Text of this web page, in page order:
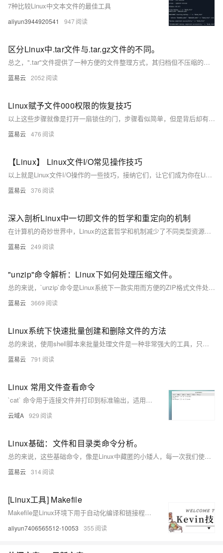
7种比较Linux中文本文件的最佳工具
aliyun3944920541 947
区分Linux中.tar文件与.tar.gz文件的不同。
总之，".tar"文件提供了一种方便的文件整理方式，其归档但不压缩的特点适用于快速打包和解压，而".tar.gz"文件通过额外的压缩步骤，尽管处理时间更长，但可以减小文件尺寸，更适合于需要节约存储空间或进行文件传输的场景。用户在选择时应根据具体需求，考虑两种格式各自的优劣。
蓝易云 2052
Linux赋予文件000权限的恢复技巧
以上这些步骤就像是打开一扇锁住的门，步骤看似简单，但是背后却有着严格的逻辑和规则。切记，在任何时候，变更文件权限都要考虑安全性，不要无谓地放宽权限，那样可能
蓝易云 476
【Linux】 Linux文件I/O常见操作技巧
以上就是Linux文件I/O操作的一些技巧，接纳它们，让它们成为你在Linux世界中的得力伙伴，工作会变得轻松许多。不过记住，技巧的运用也需要根据实际情况灵活掌握，毕竟，最适合的才是最好的。
蓝易云 376
深入剖析Linux中一切即文件的哲学和重定向的机制
在计算机的奇妙世界中，Linux的这套哲学和机制减少了不同类型资源的处理方式，简化了抽象的概念，并蕴藏着强大的灵活性。就像变戏法一样，轻轻松松地在文件、程序与设备之间转换数据流，标准输入、输出、错误流就在指尖舞动，程序的交互和数据处理因此变得既高效又富有乐趣。
蓝易云 249
"unzip"命令解析：Linux下如何处理压缩文件。
总的来说，`unzip`命令是Linux系统下一款实用而方便的ZIP格式文件处理工具。本文通过简明扼要的方式，详细介绍了在各类Linux发行版上安装 `unzip`的方法，以及如何使用 `unzip`命令进行解压、查看和测试ZIP文件。希望本文章能为用户带来实际帮助，提高日常操作的效率。
蓝易云 3669
Linux系统下快速批量创建和删除文件的方法
总的来说，使用shell脚本来批量处理文件是一种非常强大的工具，只要你愿意花时间学习和实践，你会发现它能大大提高你的工作效率。
蓝易云 791
Linux 常用文件查看命令
`cat` 命令用于连接文件并打印到标准输出，适用于快速查看和合并文本文件内容。常用示例包括：`cat file1.txt` 查看单个文件，`cat file1.txt file2.txt` 合并多个文件，`cat &gt; filename` 创建新文件，`cat &gt;&gt; filename` 追加内容。`more` 和 `less` 命令用于分页查看文件，`tail` 命令则用于查看文件末尾内容，支持实时追踪日志更新，如 `tail -f file.log`。
云域A 929
Linux基础：文件和目录类命令分析。
总的来说，这些基础命令，像是Linux中藏匿的小矮人，每一次我们使用他们，他们就把我们的指令准确的传递给Linux，让我们的指令变为现实。所以，现在就开始你的Linux之旅，挥动你的命令之剑，探索这个充满神秘而又奇妙的世界吧！
蓝易云 314
[Linux工具] Makefile
Makefile是Linux环境下用于自动化编译和链接程序的配置文件，常用于简化大型项目的编译流程。通过定义目标文件、依赖文件及生成命令，Makefile能高效管理编译任务。它不仅适用于C语言项目，还可扩展到其他编程语言和非编程任务中。
aliyun7406565512-10053 355